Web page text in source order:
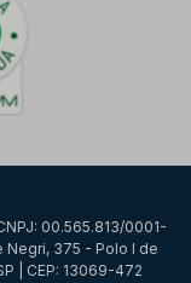
00.565.813/0001-
Negri, 375 - Polo I de
| CEP: 13069-472